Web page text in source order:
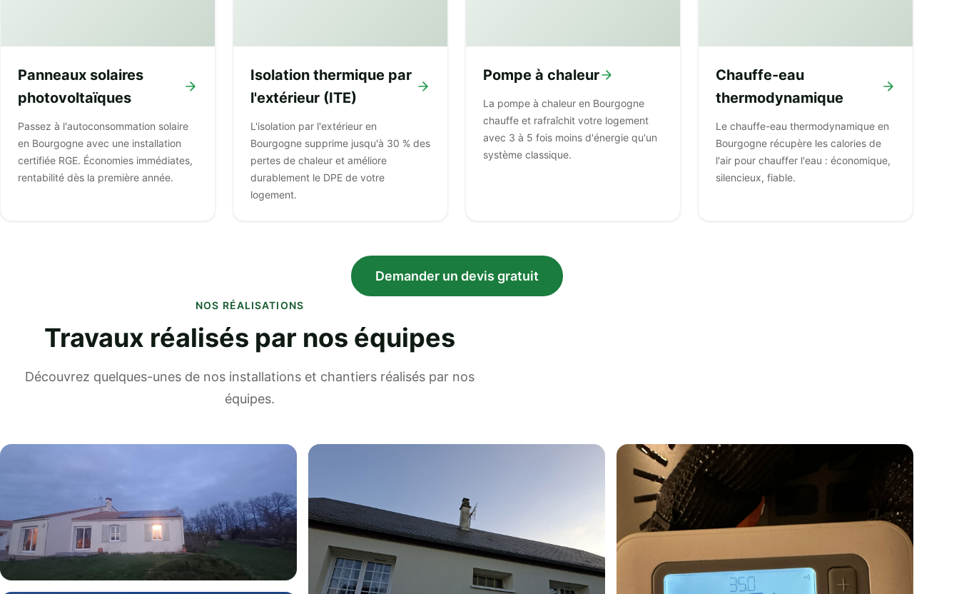
Panneaux solaires
photovoltaïques
Passez à l'autoconsommation solaire
en Bourgogne avec une installation
certifiée RGE. Économies immédiates,
rentabilité dès la première année.
Isolation thermique par
l'extérieur (ITE)
L'isolation par l'extérieur en
Bourgogne supprime jusqu'à 30 % des
pertes de chaleur et améliore
durablement le DPE de votre
logement.
Pompe à chaleur
La pompe à chaleur en Bourgogne
chauffe et rafraîchit votre logement
avec 3 à 5 fois moins d'énergie qu'un
système classique.
Chauffe-eau
thermodynamique
Le chauffe-eau thermodynamique en
Bourgogne récupère les calories de
l'air pour chauffer l'eau : économique,
silencieux, fiable.
Demander un devis gratuit
NOS RÉALISATIONS
Travaux réalisés par nos équipes
Découvrez quelques-unes de nos installations et chantiers réalisés par nos
équipes.